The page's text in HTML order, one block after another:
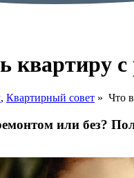
квартиру
, Квартирный совет » Что
или без?